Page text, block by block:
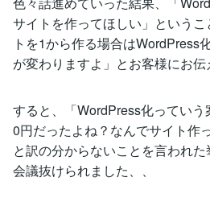
サイトを作ってほしい」という
トを1から作る場合はWordPress
が変わりますよ」とお客様にお伝
すると、「WordPress化ってい
0円だったよね？なんでサイト作
と訳の分からないことを言われ
会議抜けられました、、